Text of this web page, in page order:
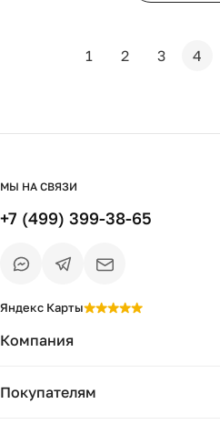
1 2 3 4
Компания
Проекты
Покупателям
МЫ НА СВЯЗИ
+7 (499) 399-38-65
Яндекс Карты